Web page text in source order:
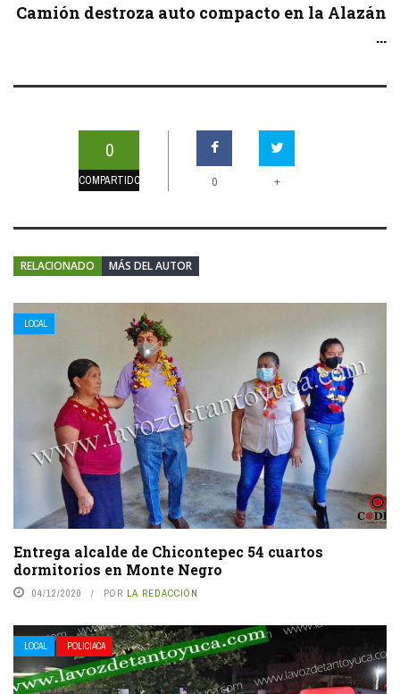
Camión destroza auto compacto en la Alazán
...
0
COMPARTIDOS 0 +
RELACIONADO MÁS DEL AUTOR
LOCAL
Entrega alcalde de Chicontepec 54 cuartos
dormitorios en Monte Negro
04/12/2020 POR LA REDACCIÓN
LOCAL POLICIACA